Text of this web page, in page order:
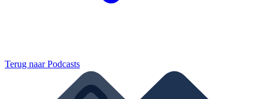
Terug naarPodcasts